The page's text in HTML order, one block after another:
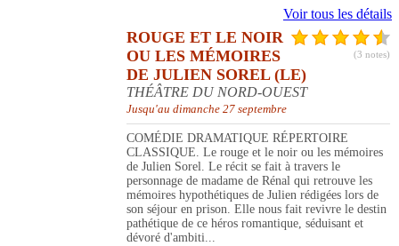
Voir tous les détails
(3 notes)
ROUGE ET LE NOIR
OU LES MÉMOIRES
DE JULIEN SOREL (LE)
THÉÂTRE DU NORD-OUEST
Jusqu'au dimanche 27 septembre
COMÉDIE DRAMATIQUE RÉPERTOIRE
CLASSIQUE. Le rouge et le noir ou les mémoires
de Julien Sorel. Le récit se fait à travers le
personnage de madame de Rénal qui retrouve les
mémoires hypothétiques de Julien rédigées lors de
son séjour en prison. Elle nous fait revivre le destin
pathétique de ce héros romantique, séduisant et
dévoré d'ambiti...